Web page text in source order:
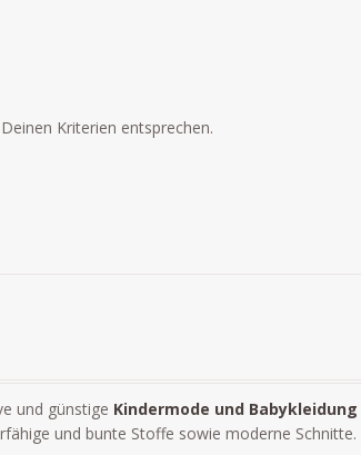
Kriterien entsprechen.
und günstige Kindermode und Babykleidung
und bunte Stoffe sowie moderne Schnitte.